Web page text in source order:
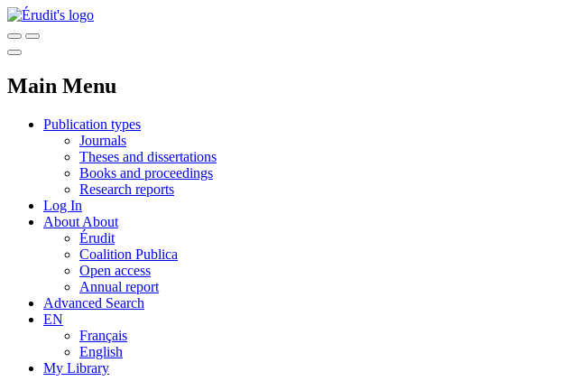
Main Menu
Publication types
Journals
Theses and dissertations
Books and proceedings
Research reports
Log In
About About
Érudit
Coalition Publica
Open access
Annual report
Advanced Search
EN
Français
English
My Library